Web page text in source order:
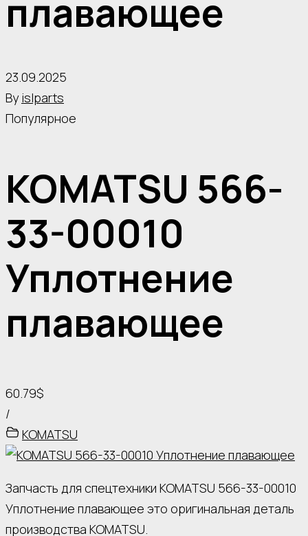
плавающее
23.09.2025
By islparts
Популярное
KOMATSU 566-
33-00010
Уплотнение
плавающее
60.79$
/
KOMATSU
Запчасть для спецтехники KOMATSU 566-33-00010
Уплотнение плавающее это оригинальная деталь
производства KOMATSU.